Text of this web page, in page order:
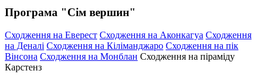
Програма "Сім вершин"
Сходження на Еверест Сходження на Аконкагуа Сходження
на Деналі Сходження на Кіліманджаро Сходження на пік
Вінсона Сходження на Монблан Сходження на піраміду
Карстенз